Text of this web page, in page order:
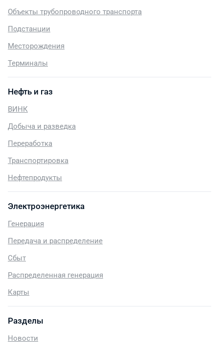
Объекты трубопроводного транспорта
Подстанции
Месторождения
Терминалы
Нефть и газ
ВИНК
Добыча и разведка
Переработка
Транспортировка
Нефтепродукты
Электроэнергетика
Генерация
Передача и распределение
Сбыт
Распределенная генерация
Карты
Разделы
Новости